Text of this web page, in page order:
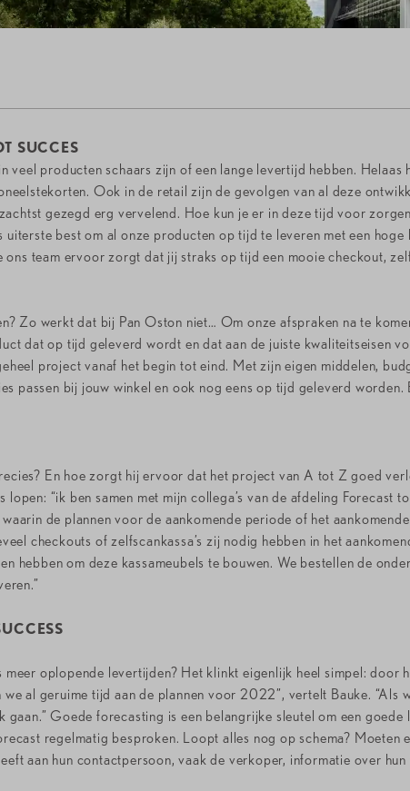
SUCCES
veel producten schaars zijn of een lange levertijd hebben.
Ook in de retail zijn de gevolgen van al deze
gezegd erg vervelend. Hoe kun je er in deze tijd voor
uiterste best om al onze producten op tijd te leveren met een
team ervoor zorgt dat jij straks op tijd een mooie checkout,
Zo werkt dat bij Pan Oston niet… Om onze afspraken na te
dat op tijd geleverd wordt en dat aan de juiste kwaliteitseisen
project vanaf het begin tot eind. Met zijn eigen middelen,
passen bij jouw winkel en ook nog eens op tijd geleverd
En hoe zorgt hij ervoor dat het project van A tot Z goed
“ik ben samen met mijn collega’s van de afdeling
de plannen voor de aankomende periode of het
checkouts of zelfscankassa’s zij nodig hebben in het
hebben om deze kassameubels te bouwen. We bestellen de
oplopende levertijden? Het klinkt eigenlijk heel simpel:
al geruime tijd aan de plannen voor 2022”, vertelt Bauke.
Goede forecasting is een belangrijke sleutel om een
regelmatig besproken. Loopt alles nog op schema?
aan hun contactpersoon, vaak de verkoper, informatie over